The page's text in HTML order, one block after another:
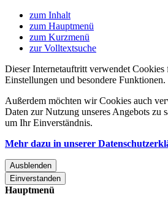
zum Inhalt
zum Hauptmenü
zum Kurzmenü
zur Volltextsuche
Dieser Internetauftritt verwendet Cookies
Einstellungen und besondere Funktionen.
Außerdem möchten wir Cookies auch
Daten zur Nutzung unseres Angebots zu
um Ihr Einverständnis.
Mehr dazu in unserer
Ausblenden
Einverstanden
Hauptmenü